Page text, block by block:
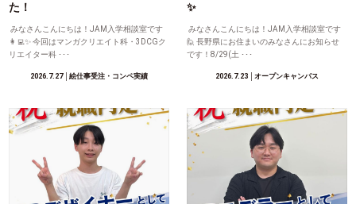
た！
みなさんこんにちは！JAM入学相談室です
👩‍💻✨ 今回はマンガクリエイト科・3DCGク
リエイター科 ･･･
2026.7.27│絵仕事受注・コンペ実績
✨
みなさんこんにちは！JAM入学相談室です
🙋 長野県にお住まいのみなさんにお知らせ
です！8/29(土 ･･･
2026.7.23 │オープンキャンパス